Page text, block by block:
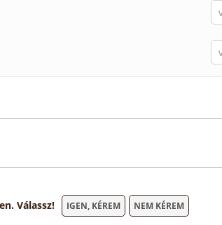
Válassz! IGEN, KÉREM NEM KÉREM